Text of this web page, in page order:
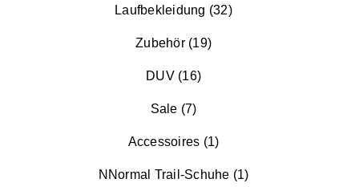
Laufbekleidung (32)
Zubehör (19)
DUV (16)
Sale (7)
Accessoires (1)
NNormal Trail-Schuhe (1)